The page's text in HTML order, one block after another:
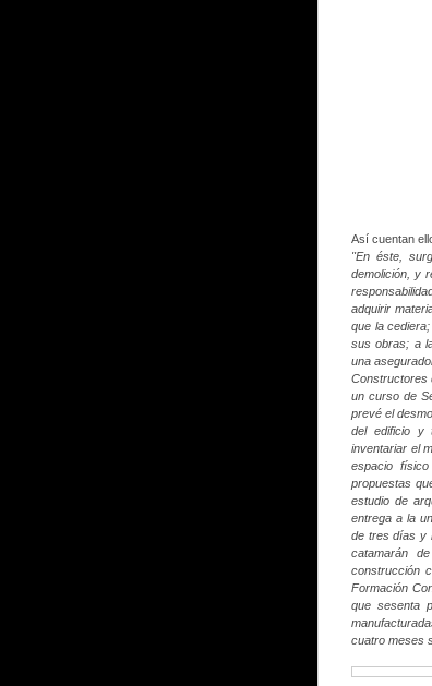
Así cuentan
"En éste,
demolición, y
adquirir
que la
sus obras; a
una
Constructores
un curso de
prevé el
del edificio y
inventariar el
espacio
propuestas
estudio de
entrega a la
de tres días y
catamarán
construcción
Formación
que sesenta
cuatro meses